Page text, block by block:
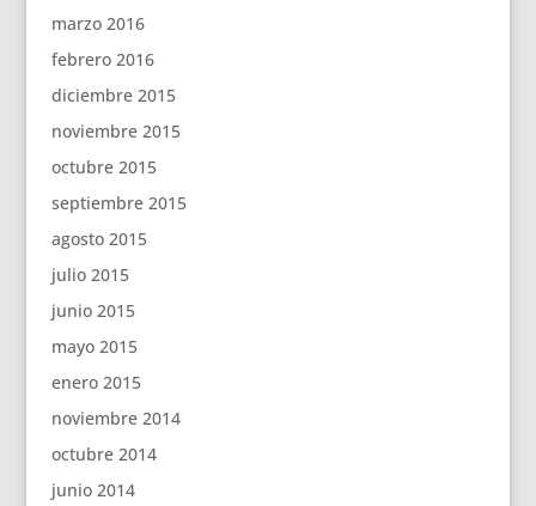
marzo 2016
febrero 2016
diciembre 2015
noviembre 2015
octubre 2015
septiembre 2015
agosto 2015
julio 2015
junio 2015
mayo 2015
enero 2015
noviembre 2014
octubre 2014
junio 2014